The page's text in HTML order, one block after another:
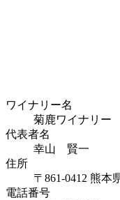
ワイナリー名
菊鹿ワイナリー
代表者名
幸山 賢一
住所
〒861-0412 熊本
電話番号